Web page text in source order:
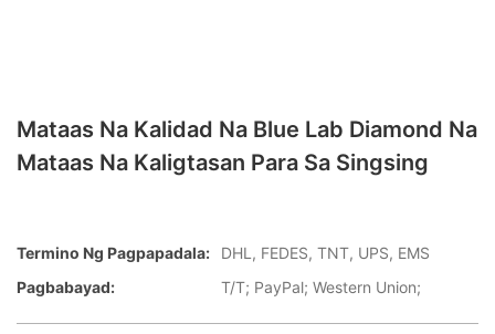
Mataas Na Kalidad Na Blue Lab Diamond Na
Mataas Na Kaligtasan Para Sa Singsing
Termino Ng Pagpapadala:
DHL, FEDES, TNT, UPS, EMS
Pagbabayad:
T/T; PayPal; Western Union;